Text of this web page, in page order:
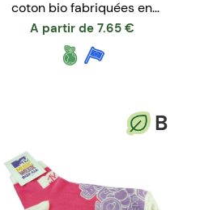
coton bio fabriquées en
Croatie
A partir de 7.65 €
B